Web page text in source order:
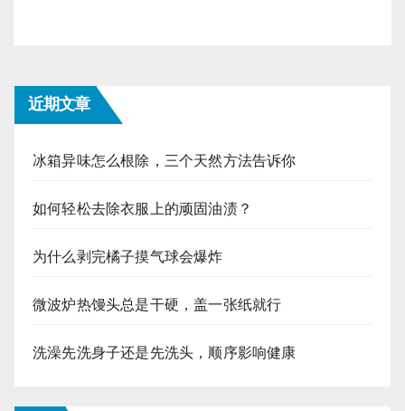
近期文章
冰箱异味怎么根除，三个天然方法告诉你
如何轻松去除衣服上的顽固油渍？
为什么剥完橘子摸气球会爆炸
微波炉热馒头总是干硬，盖一张纸就行
洗澡先洗身子还是先洗头，顺序影响健康